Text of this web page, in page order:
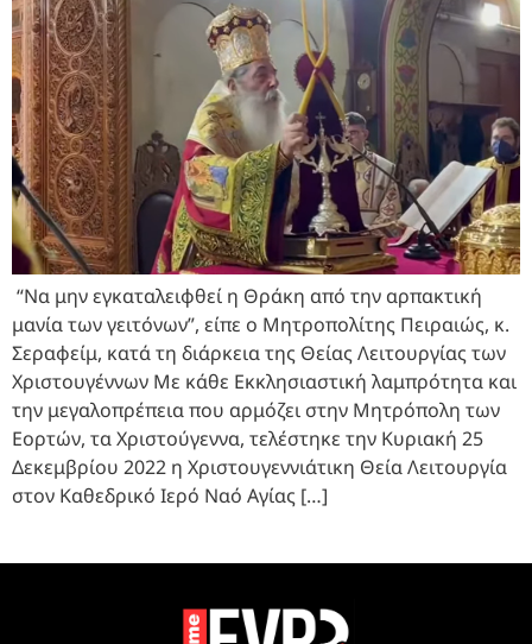
“Να μην εγκαταλειφθεί η Θράκη από την αρπακτική
μανία των γειτόνων”, είπε ο Μητροπολίτης Πειραιώς, κ.
Σεραφείμ, κατά τη διάρκεια της Θείας Λειτουργίας των
Χριστουγέννων Με κάθε Εκκλησιαστική λαμπρότητα και
την μεγαλοπρέπεια που αρμόζει στην Μητρόπολη των
Εορτών, τα Χριστούγεννα, τελέστηκε την Κυριακή 25
Δεκεμβρίου 2022 η Χριστουγεννιάτικη Θεία Λειτουργία
στον Καθεδρικό Ιερό Ναό Αγίας […]